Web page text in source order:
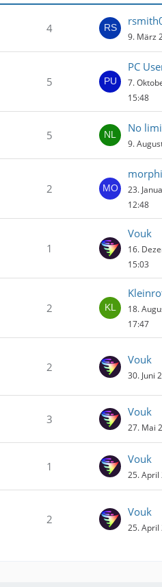
4
9. März
5
PC
7.
15:48
5
No
9.
2
23.
12:48
1
Vouk
16.
15:03
2
18.
17:47
2
Vouk
30. Juni
3
Vouk
27. Mai
1
Vouk
25. April
2
Vouk
25. April